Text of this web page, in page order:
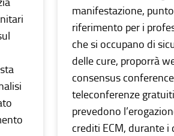
manifestazione,
riferimento per i
che si occupano di
delle cure, proporrà
consensus
teleconferenze
prevedono
crediti ECM, durante i